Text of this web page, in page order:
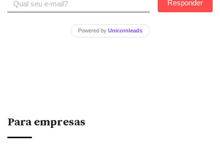
Responder
Powered by Unicornleads
Para empresas